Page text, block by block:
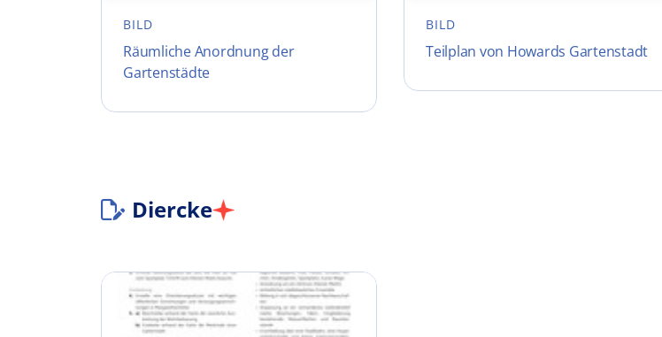
BILD
Räumliche Anordnung der
Gartenstädte
BILD
Teilplan von Howards Gartenstadt
Diercke